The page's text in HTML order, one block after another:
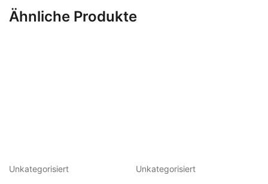
Ähnliche Produkte
Unkategorisiert Unkategorisiert